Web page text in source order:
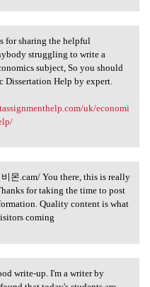
for sharing
for sharing the helpful
struggling to write a
subject, So you should
Dissertation Help by expert.
uk/economi
티비몬.cam/ You
몬.cam/ You there, this is really
for taking the time to post
Quality content is what
coming
write-up. I'm a writer by